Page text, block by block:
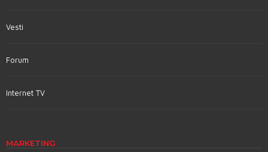
Vesti
Forum
Internet TV
MARKETING